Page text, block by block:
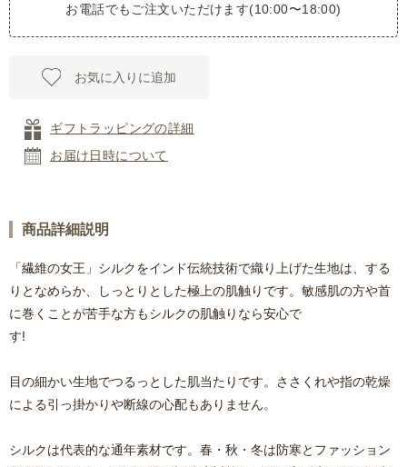
お電話でもご注文いただけます(10:00〜18:00)
お気に入りに追加
ギフトラッピングの詳細
お届け日時について
商品詳細説明
「繊維の女王」シルクをインド伝統技術で織り上げた生地は、する
りとなめらか、しっとりとした極上の肌触りです。敏感肌の方や首
に巻くことが苦手な方もシルクの肌触りなら安心で
す!
目の細かい生地でつるっとした肌当たりです。ささくれや指の乾燥
による引っ掛かりや断線の心配もありません。
シルクは代表的な通年素材です。春・秋・冬は防寒とファッション